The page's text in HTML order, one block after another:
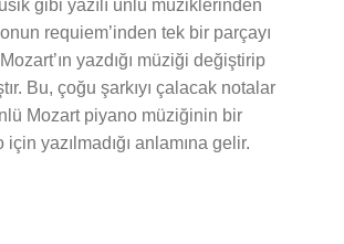
gibi yazılı ünlü müziklerinden
onun requiem’inden tek bir parçayı
yazdığı müziği değiştirip
Bu, çoğu şarkıyı çalacak notalar
Mozart piyano müziğinin bir
için yazılmadığı anlamına gelir.